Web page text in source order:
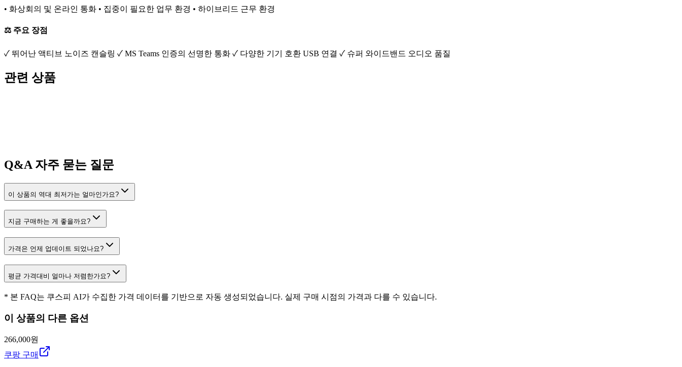
• 화상회의 및 온라인 통화 • 집중이 필요한 업무 환경 • 하이브리드 근무 환경
⚖️ 주요 장점
✓ 뛰어난 액티브 노이즈 캔슬링 ✓ MS Teams 인증의 선명한 통화 ✓ 다양한 기기 호환 USB 연결 ✓ 슈퍼 와이드밴드 오디오 품질
관련 상품
Q&A 자주 묻는 질문
이 상품의 역대 최저가는 얼마인가요?
지금 구매하는 게 좋을까요?
가격은 언제 업데이트 되었나요?
평균 가격대비 얼마나 저렴한가요?
* 본 FAQ는 쿠스피 AI가 수집한 가격 데이터를 기반으로 자동 생성되었습니다. 실제 구매 시점의 가격과 다를 수 있습니다.
이 상품의 다른 옵션
266,000원
쿠팡 구매